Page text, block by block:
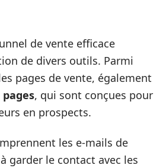
de vente efficace
de divers outils. Parmi
pages de vente, également
, qui sont conçues pour
en prospects.
les e-mails de
garder le contact avec les